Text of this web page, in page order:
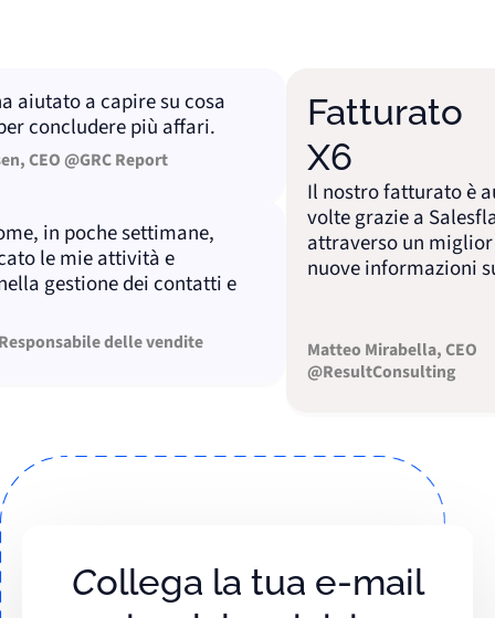
a capire su cosa
più affari.
@GRC Report
in poche settimane,
le mie attività e
gestione dei contatti e
delle vendite
Fatturato
X6
Il nostro fatturato è
volte grazie a Salesflare,
attraverso un miglior
nuove informazioni
Matteo Mirabella, CEO
@ResultConsulting
Collega la tua e-mail